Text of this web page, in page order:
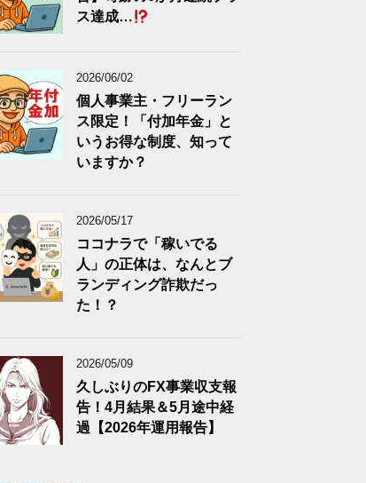
ス達成…
2026/06/02
個人事業主・フリーラン
ス限定！「付加年金」と
いうお得な制度、知って
いますか？
2026/05/17
ココナラで「稼いでる
人」の正体は、なんとブ
ランディング詐欺だっ
た！？
2026/05/09
久しぶりのFX事業収支報
告！4月結果＆5月途中経
過【2026年運用報告】